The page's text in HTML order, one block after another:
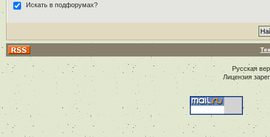
Искать в подфорумах?
Русская
Лицензия